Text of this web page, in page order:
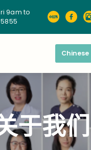
9am to
于我们